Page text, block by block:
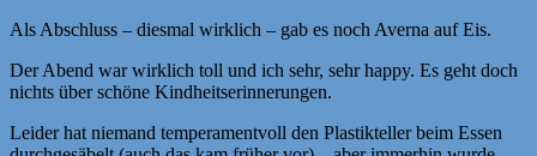
Als Abschluss – diesmal wirklich – gab es noch Averna auf Eis.
Der Abend war wirklich toll und ich sehr, sehr happy. Es geht doch
nichts über schöne Kindheitserinnerungen.
Leider hat niemand temperamentvoll den Plastikteller beim Essen